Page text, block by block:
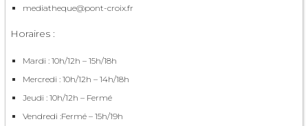
mediatheque@pont-croix.fr
Horaires :
Mardi : 10h/12h – 15h/18h
Mercredi : 10h/12h – 14h/18h
Jeudi : 10h/12h – Fermé
Vendredi :Fermé – 15h/19h